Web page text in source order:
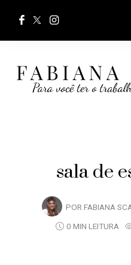
sala de
POR FABIANA
0 MIN LEITURA